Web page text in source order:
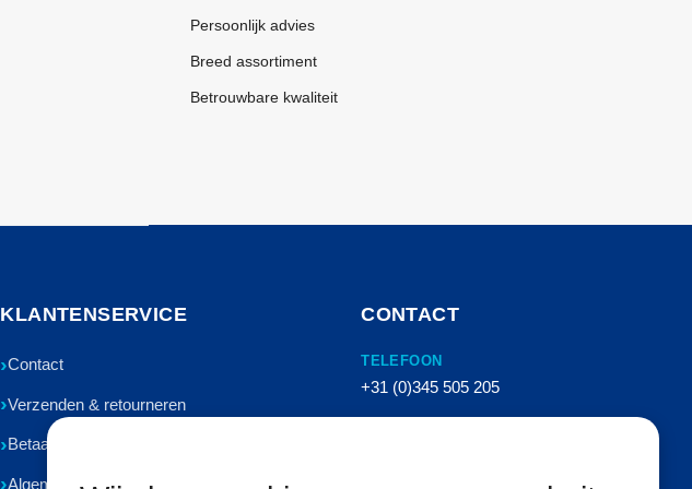
Persoonlijk advies
Breed assortiment
Betrouwbare kwaliteit
KLANTENSERVICE
Contact
Verzenden & retourneren
Betaalmethoden
Algemene voorwaarden
CONTACT
TELEFOON
+31 (0)345 505 205